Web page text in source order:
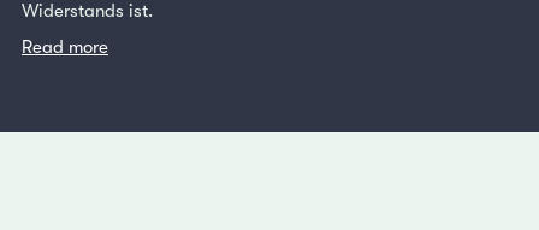
Widerstands ist.
Read more